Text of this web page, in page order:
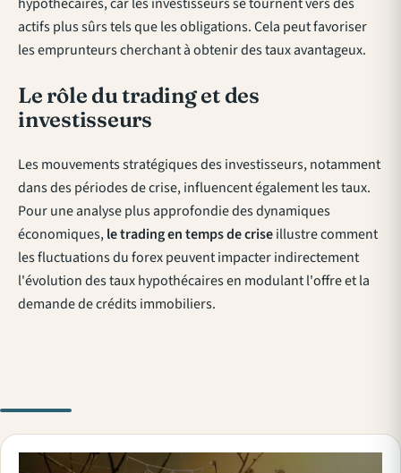
actifs plus sûrs tels que les obligations. Cela peut favoriser
les emprunteurs cherchant à obtenir des taux avantageux.
Le rôle du trading et des
investisseurs
Les mouvements stratégiques des investisseurs, notamment
dans des périodes de crise, influencent également les taux.
Pour une analyse plus approfondie des dynamiques
économiques,le trading en temps de criseillustre comment
les fluctuations du forex peuvent impacter indirectement
l'évolution des taux hypothécaires en modulant l'offre et la
demande de crédits immobiliers.